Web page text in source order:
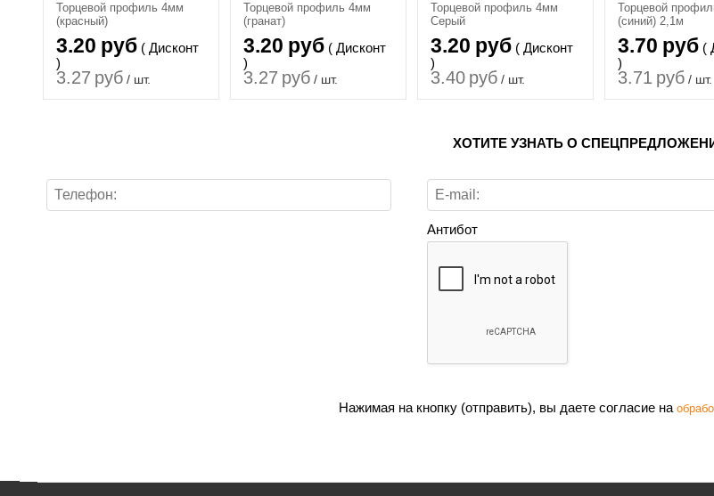
Торцевой профиль 4мм
(красный)
3.20 руб ( Дисконт
)
3.27 руб / шт.
Торцевой профиль 4мм
(гранат)
3.20 руб ( Дисконт
)
3.27 руб / шт.
Торцевой профиль 4мм
Серый
3.20 руб ( Дисконт
)
3.40 руб / шт.
Торцевой
(синий) 2,1м
3.70 руб (
)
3.71 руб / шт.
ХОТИТЕ УЗНАТЬ О
Антибот
Нажимая на кнопку (отправить), вы даете согласие на